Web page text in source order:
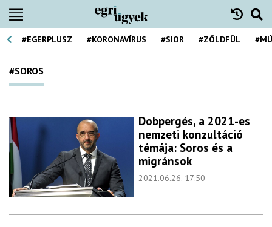
#EGERPLUSZ #KORONAVÍRUS #SIOR #ZÖLDFÜL
#SOROS
Dobpergés, a 2021-es
nemzeti konzultáció
témája: Soros és a
migránsok
2021.06.26. 17:50